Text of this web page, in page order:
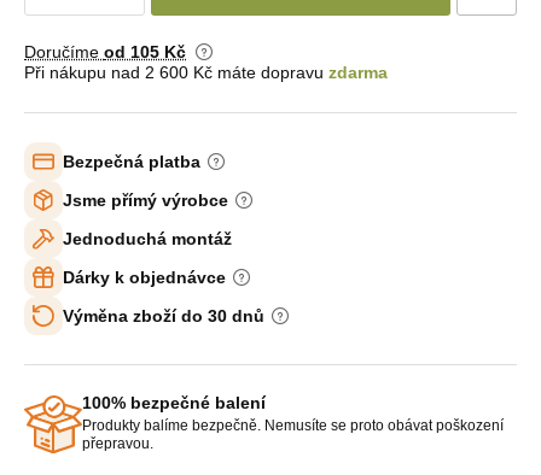
Doručíme od 105 Kč
Při nákupu nad 2 600 Kč máte dopravu zdarma
Bezpečná platba
Jsme přímý výrobce
Jednoduchá montáž
Dárky k objednávce
Výměna zboží do 30 dnů
100% bezpečné balení
Produkty balíme bezpečně. Nemusíte se proto obávat poškození
přepravou.